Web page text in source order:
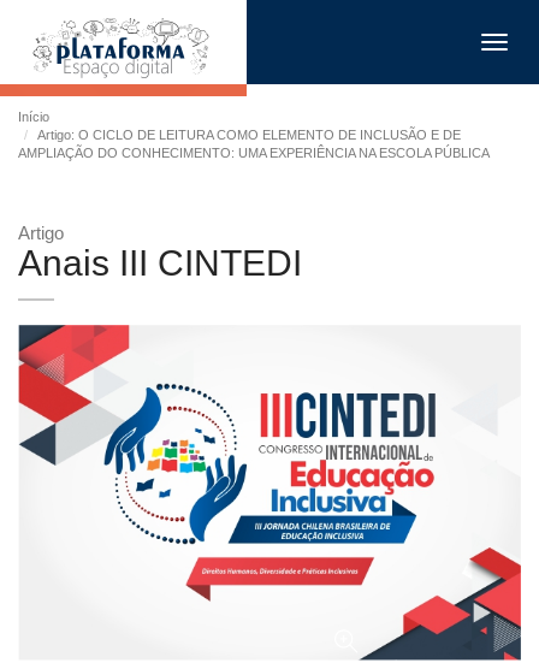
Início
Artigo: O CICLO DE LEITURA COMO ELEMENTO DE INCLUSÃO E DE
AMPLIAÇÃO DO CONHECIMENTO: UMA EXPERIÊNCIA NA ESCOLA PÚBLICA
Artigo
Anais III CINTEDI